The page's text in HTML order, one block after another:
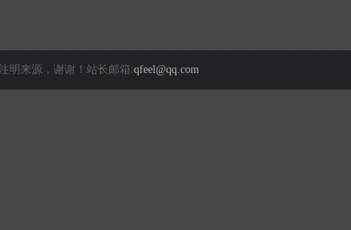
明来源，谢谢！站长邮箱:qfeel@qq.com